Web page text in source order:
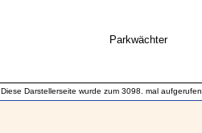
Parkwächter
Diese Darstellerseite wurde zum 3098. mal aufgerufen.